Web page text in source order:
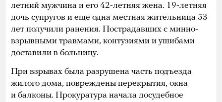
летний мужчина и его 42-летняя жена. 19-летняя
дочь супругов и еще одна местная жительница 53
лет получили ранения. Пострадавших с минно-
взрывными травмами, контузиями и ушибами
доставили в больницу.
При взрывах была разрушена часть подъезда
жилого дома, повреждены перекрытия, окна
и балконы. Прокуратура начала досудебное